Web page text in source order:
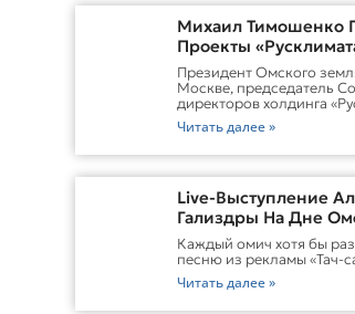
Михаил Тимошенко
Проекты
Форуме России И
Президент Омского
Москве, председатель
директоров холдинга
Читать далее »
Live-Выступление
Гализдры На Дне
Москве
Каждый омич хотя бы
песню из рекламы «Тач-
Читать далее »